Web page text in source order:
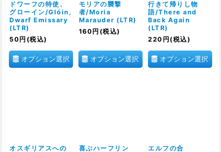
ドワーフの特使、
グローイン/Glóin,
Dwarf Emissary
(LTR)
50 円 (税込)
オプション選択
モリアの襲撃
者/Moria
Marauder (LTR)
160 円 (税込)
オプション選択
行きて帰りし物
語/There and
Back Again
(LTR)
220 円 (税込)
オプション選択
オスギリアスへの 喜ぶハーフリン エルフの合